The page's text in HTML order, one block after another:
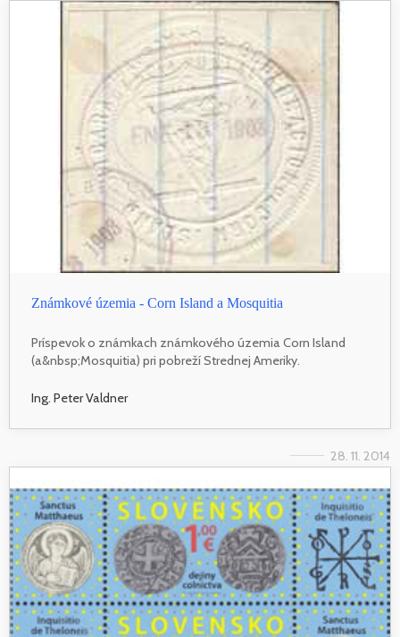
Známkové územia - Corn Island a Mosquitia
Príspevok o známkach známkového územia Corn Island
(a&nbsp;Mosquitia) pri pobreží Strednej Ameriky.
Ing. Peter Valdner
28. 11. 2014